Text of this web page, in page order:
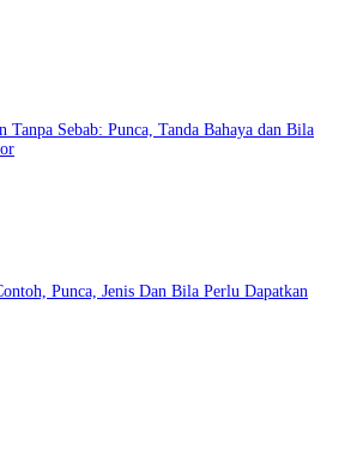
Tanpa Sebab: Punca, Tanda Bahaya dan Bila
Punca, Jenis Dan Bila Perlu Dapatkan